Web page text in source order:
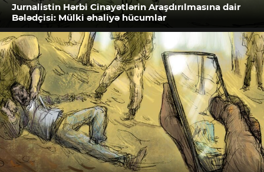
Jurnalistin Hərbi Cinayətlərin Araşdırılmasına dair
Bələdçisi: Mülki əhaliyə hücumlar